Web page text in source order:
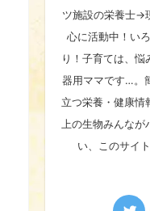
ツ施設の栄養士→
心に活動中！い
り！子育ては、悩
器用ママです…。
立つ栄養・健康情
上の生物みんな
い、このサイ